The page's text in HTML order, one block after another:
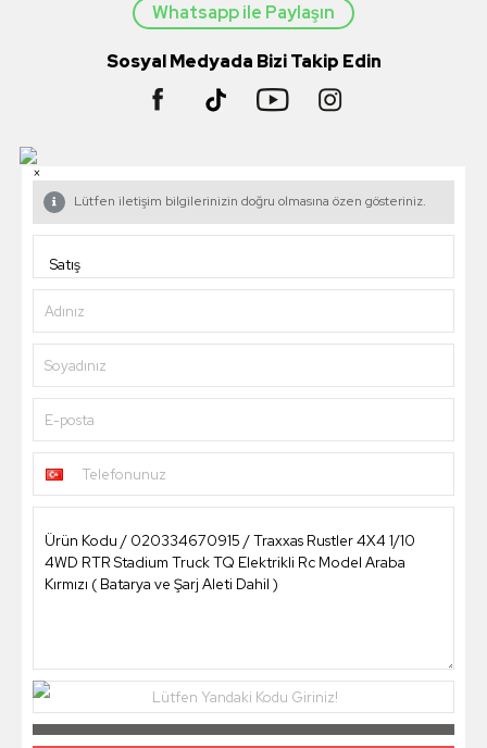
Whatsapp ile Paylaşın
Sosyal Medyada Bizi Takip Edin
×
Lütfen iletişim bilgilerinizin doğru olmasına özen gösteriniz.
Adınız
Soyadınız
E-posta
Telefonunuz
Lütfen Yandaki Kodu Giriniz!